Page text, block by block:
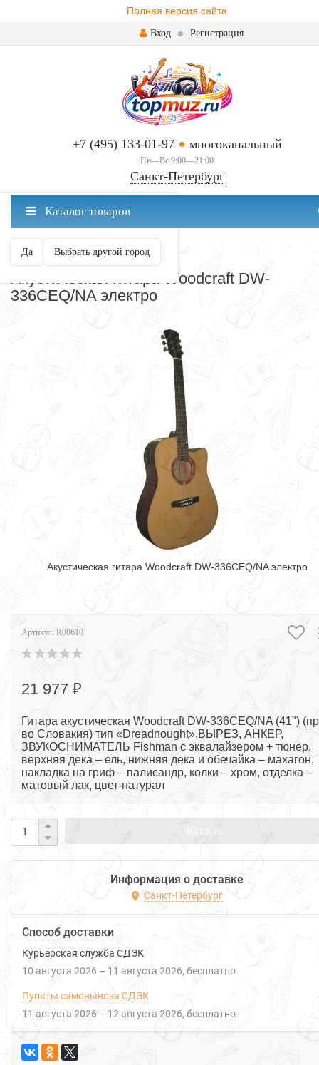
Полная версия сайта
Вход Регистрация
+7 (495) 133-01-97 многоканальный
Пн—Вс 9:00—21:00
Санкт-Петербург
Санкт-Петербург ваш город?
Да Выбрать другой город
Каталог товаров
ЭЛЕКТРОАКУСТИЧЕСКИЕ
Акустическая гитара Woodcraft DW-
336CEQ/NA электро
Акустическая гитара Woodcraft DW-336CEQ/NA электро
Артикул: R08610
21 977 ₽
Гитара акустическая Woodcraft DW-336CEQ/NA (41")
во Словакия) тип «Dreadnought»,ВЫРЕЗ, АНКЕР,
ЗВУКОСНИМАТЕЛЬ Fishman с эквалайзером + тюнер,
верхняя дека – ель, нижняя дека и обечайка – махагон,
накладка на гриф – палисандр, колки – хром, отделка –
матовый лак, цвет-натурал
Купить
Информация о доставке
Санкт-Петербург
Способ доставки
Курьерская служба СДЭК
10 августа 2026 – 11 августа 2026 Бесплатно
Пункты самовывоза СДЭК
11 августа 2026 – 12 августа 2026 Бесплатно